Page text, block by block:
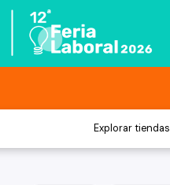
Explorar tiendas